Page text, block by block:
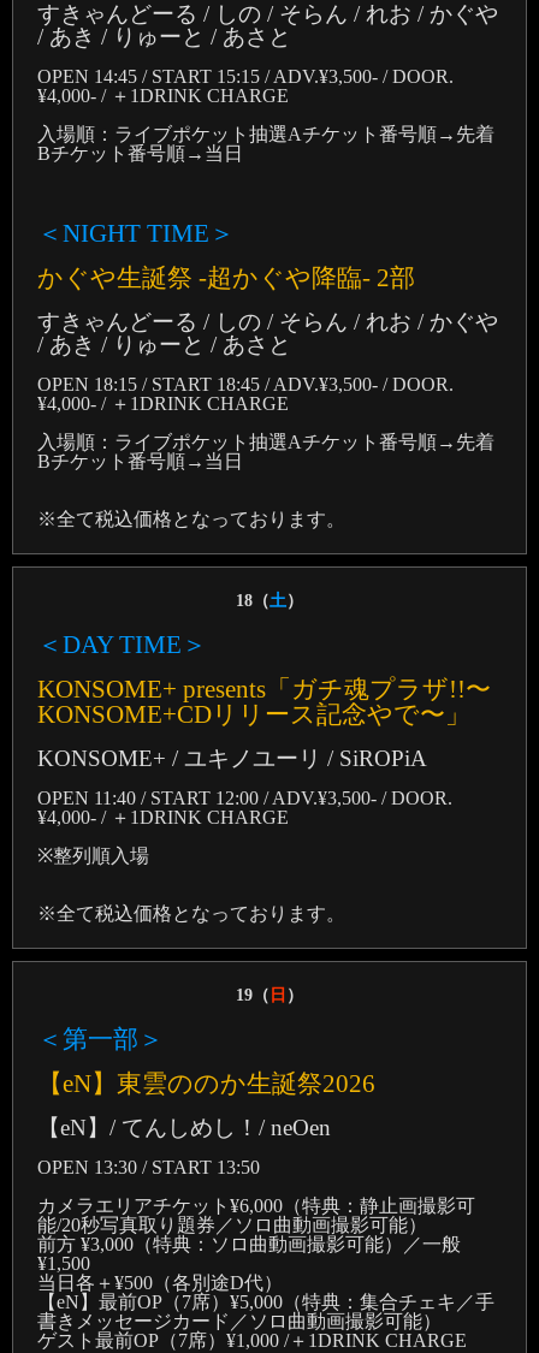
すきゃんどーる / しの / そらん / れお / かぐや
/ あき / りゅーと / あさと
OPEN 14:45 / START 15:15 / ADV.¥3,500- / DOOR.
¥4,000- / ＋1DRINK CHARGE
入場順：ライブポケット抽選Aチケット番号順→先着
Bチケット番号順→当日
＜NIGHT TIME＞
かぐや生誕祭 -超かぐや降臨- 2部
すきゃんどーる / しの / そらん / れお / かぐや
/ あき / りゅーと / あさと
OPEN 18:15 / START 18:45 / ADV.¥3,500- / DOOR.
¥4,000- / ＋1DRINK CHARGE
入場順：ライブポケット抽選Aチケット番号順→先着
Bチケット番号順→当日
※全て税込価格となっております。
18（土）
＜DAY TIME＞
KONSOME+ presents「ガチ魂プラザ!!〜
KONSOME+CDリリース記念やで〜」
KONSOME+ / ユキノユーリ / SiROPiA
OPEN 11:40 / START 12:00 / ADV.¥3,500- / DOOR.
¥4,000- / ＋1DRINK CHARGE
※整列順入場
※全て税込価格となっております。
19（ 日 ）
＜第一部＞
【eN】東雲ののか生誕祭2026
【eN】/ てんしめし！/ neOen
OPEN 13:30 / START 13:50
カメラエリアチケット¥6,000（特典：静止画撮影可
能/20秒写真取り題券／ソロ曲動画撮影可能）
前方 ¥3,000（特典：ソロ曲動画撮影可能）／一般
¥1,500
当日各＋¥500（各別途D代）
【eN】最前OP（7席）¥5,000（特典：集合チェキ／手
書きメッセージカード／ソロ曲動画撮影可能）
ゲスト最前OP（7席）¥1,000 /＋1DRINK CHARGE